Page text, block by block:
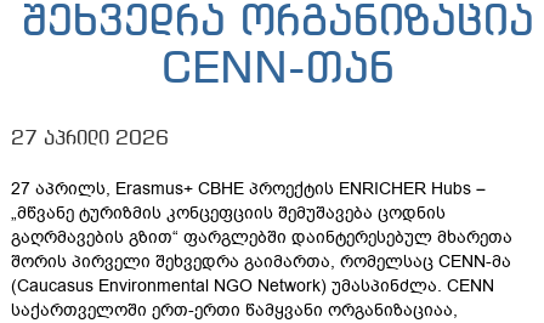
შეხვედრა ორგანიზაცია
CENN-თან
27 აპრილი 2026
27 აპრილს, Erasmus+ CBHE პროექტის ENRICHER Hubs –
„მწვანე ტურიზმის კონცეფციის შემუშავება ცოდნის
გაღრმავების გზით“ ფარგლებში დაინტერესებულ მხარეთა
შორის პირველი შეხვედრა გაიმართა, რომელსაც CENN-მა
(Caucasus Environmental NGO Network) უმასპინძლა. CENN
საქართველოში ერთ-ერთი წამყვანი ორგანიზაციაა,